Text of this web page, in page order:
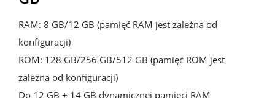
RAM: 8 GB/12 GB (pamięć RAM jest zależna od
konfiguracji)
ROM: 128 GB/256 GB/512 GB (pamięć ROM jest
zależna od konfiguracji)
Do 12 GB + 14 GB dynamicznej pamięci RAM